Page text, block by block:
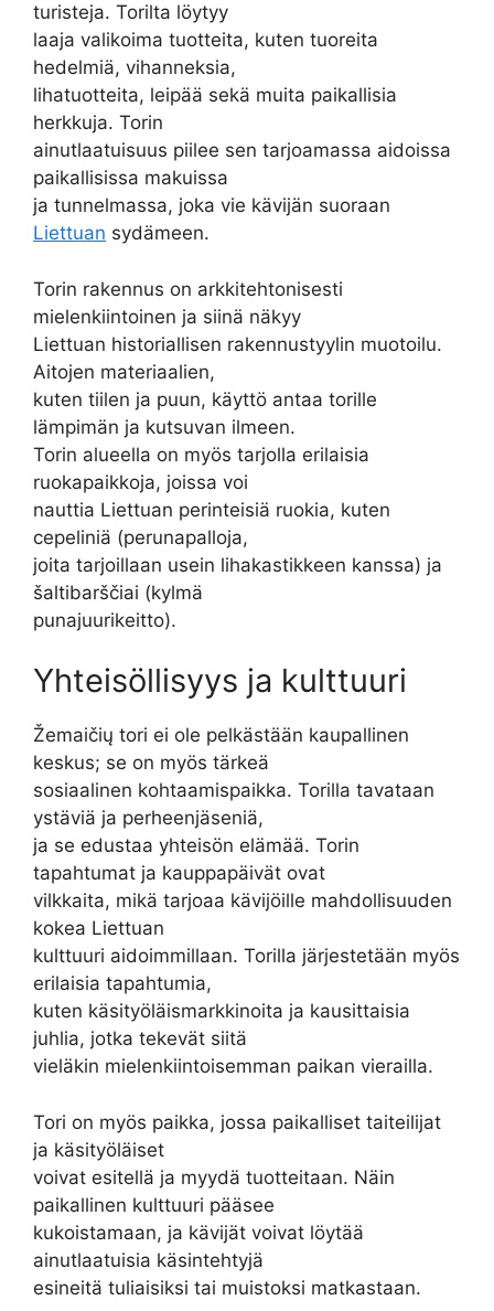
turisteja. Torilta löytyy
laaja valikoima tuotteita, kuten tuoreita
hedelmiä, vihanneksia,
lihatuotteita, leipää sekä muita paikallisia
herkkuja. Torin
ainutlaatuisuus piilee sen tarjoamassa aidoissa
paikallisissa makuissa
ja tunnelmassa, joka vie kävijän suoraan
Liettuan sydämeen.
Torin rakennus on arkkitehtonisesti
mielenkiintoinen ja siinä näkyy
Liettuan historiallisen rakennustyylin muotoilu.
Aitojen materiaalien,
kuten tiilen ja puun, käyttö antaa torille
lämpimän ja kutsuvan ilmeen.
Torin alueella on myös tarjolla erilaisia
ruokapaikkoja, joissa voi
nauttia Liettuan perinteisiä ruokia, kuten
cepeliniä (perunapalloja,
joita tarjoillaan usein lihakastikkeen kanssa) ja
šaltibarščiai (kylmä
punajuurikeitto).
Yhteisöllisyys ja kulttuuri
Žemaičių tori ei ole pelkästään kaupallinen
keskus; se on myös tärkeä
sosiaalinen kohtaamispaikka. Torilla tavataan
ystäviä ja perheenjäseniä,
ja se edustaa yhteisön elämää. Torin
tapahtumat ja kauppapäivät ovat
vilkkaita, mikä tarjoaa kävijöille mahdollisuuden
kokea Liettuan
kulttuuri aidoimmillaan. Torilla järjestetään myös
erilaisia tapahtumia,
kuten käsityöläismarkkinoita ja kausittaisia
juhlia, jotka tekevät siitä
vieläkin mielenkiintoisemman paikan vierailla.
Tori on myös paikka, jossa paikalliset taiteilijat
ja käsityöläiset
voivat esitellä ja myydä tuotteitaan. Näin
paikallinen kulttuuri pääsee
kukoistamaan, ja kävijät voivat löytää
ainutlaatuisia käsintehtyjä
esineitä tuliaisiksi tai muistoksi matkastaan.